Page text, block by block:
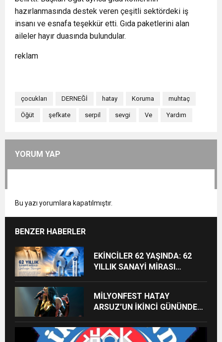
hazırlanmasında destek veren çeşitli sektördeki iş
insanı ve esnafa teşekkür etti. Gıda paketlerini alan
aileler hayır duasında bulundular.
reklam
çocukları DERNEĞİ hatay Koruma muhtaç
Öğüt şefkate serpil sevgi Ve Yardım
YORUM YAP
Bu yazı yorumlara kapatılmıştır.
BENZER HABERLER
EKİNCİLER 62 YAŞINDA: 62
YILLIK SANAYİ MİRASI
MİLYONFEST HATAY
ARSUZ’UN İKİNCİ GÜNÜNDE
ALACAK